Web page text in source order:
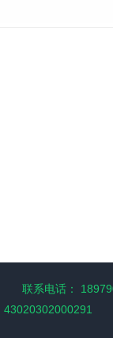
联系电话：
43020302000291